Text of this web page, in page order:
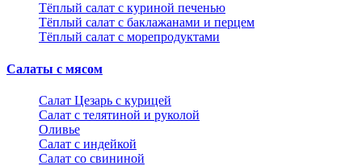
Тёплый салат с куриной печенью
Тёплый салат с баклажанами и перцем
Тёплый салат с морепродуктами
Салаты с мясом
Салат Цезарь с курицей
Салат с телятиной и руколой
Оливье
Салат с индейкой
Салат со свининой